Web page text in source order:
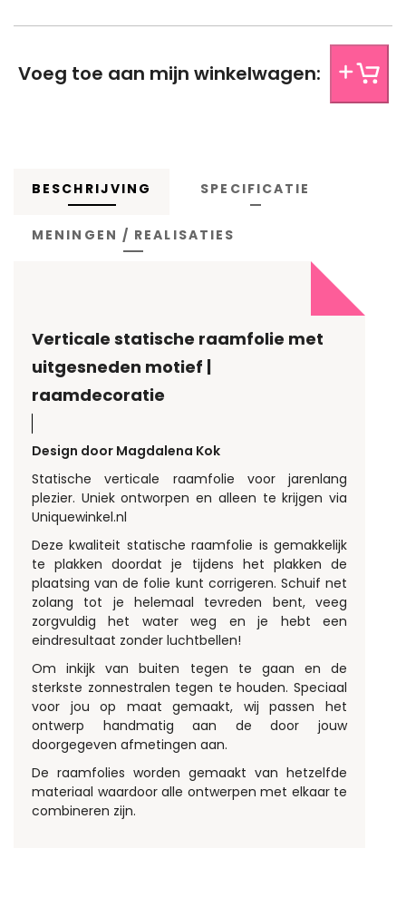
Het ontwerp x aantal centimeter van de onderzijde van de
folie, afgeronde hoeken of andere opmerkingen over het
ontwerp van jouw folie? Laat het ons weten.
Voeg toe aan mijn winkelwagen:
BESCHRIJVING SPECIFICATIE
MENINGEN / REALISATIES
Verticale statische raamfolie met
uitgesneden motief |
raamdecoratie
Design door Magdalena Kok
Statische verticale raamfolie voor jarenlang
plezier. Uniek ontworpen en alleen te krijgen via
Uniquewinkel.nl
Deze kwaliteit statische raamfolie is gemakkelijk
te plakken doordat je tijdens het plakken de
plaatsing van de folie kunt corrigeren. Schuif net
zolang tot je helemaal tevreden bent, veeg
zorgvuldig het water weg en je hebt een
eindresultaat zonder luchtbellen!
Om inkijk van buiten tegen te gaan en de
sterkste zonnestralen tegen te houden. Speciaal
voor jou op maat gemaakt, wij passen het
ontwerp handmatig aan de door jouw
doorgegeven afmetingen aan.
De raamfolies worden gemaakt van hetzelfde
materiaal waardoor alle ontwerpen met elkaar te
combineren zijn.